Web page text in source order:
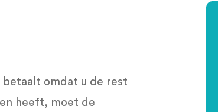
omdat u de rest
heeft, moet de